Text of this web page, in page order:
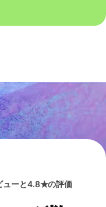
ューと4.8★の評価